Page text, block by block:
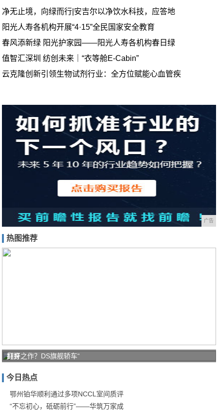
净无止境，向绿而行|安吉尔以净饮水科技，应答地
阳光人寿各机构开展“4·15”全民国家安全教育
春风添新绿 阳光护家园——阳光人寿各机构春日绿
值智汇深圳 纺创未来｜“衣等舱E-Cabin”
云克隆创新引领生物试剂行业：全方位赋能心血管疾
广告
热图推荐
打好
防疫
保卫
战！
翻身之作？DS旗舰轿车“
今日热点
鄂州铂华顺利通过多项NCCL室间质评
“不忘初心，砥砺前行”——华筑万家成